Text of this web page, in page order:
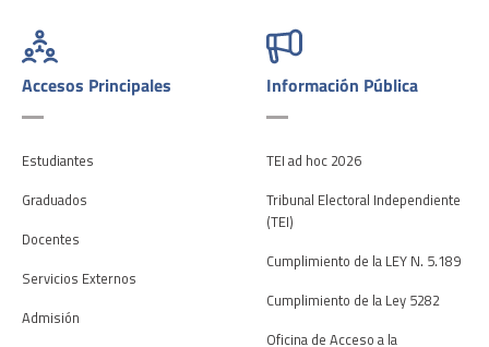
Accesos Principales
Estudiantes
Graduados
Docentes
Servicios Externos
Admisión
Información Pública
TEI ad hoc 2026
Tribunal Electoral Independiente
(TEI)
Cumplimiento de la LEY N. 5.189
Cumplimiento de la Ley 5282
Oficina de Acceso a la